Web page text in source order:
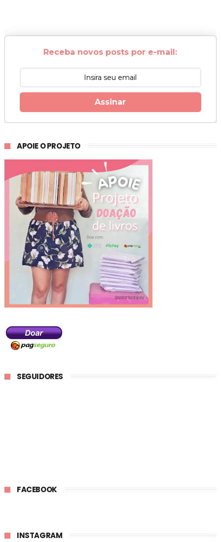
Receba novos posts por e-mail:
Assinar
APOIE O PROJETO
SEGUIDORES
FACEBOOK
INSTAGRAM